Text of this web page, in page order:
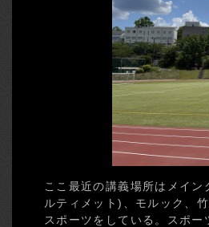
ここ最近の講義場所はメイ
ルティメット)、モルック、
スポーツをしている。スポ